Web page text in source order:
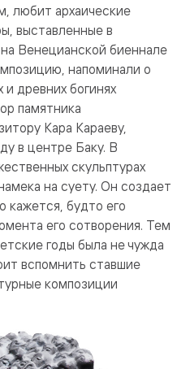
любит архаические
выставленные в
Венецианской биеннале
напоминали о
древних богинях
памятника
Кара Караеву,
в центре Баку. В
скульптурах
на суету. Он создает
кажется, будто его
его сотворения. Тем
годы была не чужда
вспомнить ставшие
композиции